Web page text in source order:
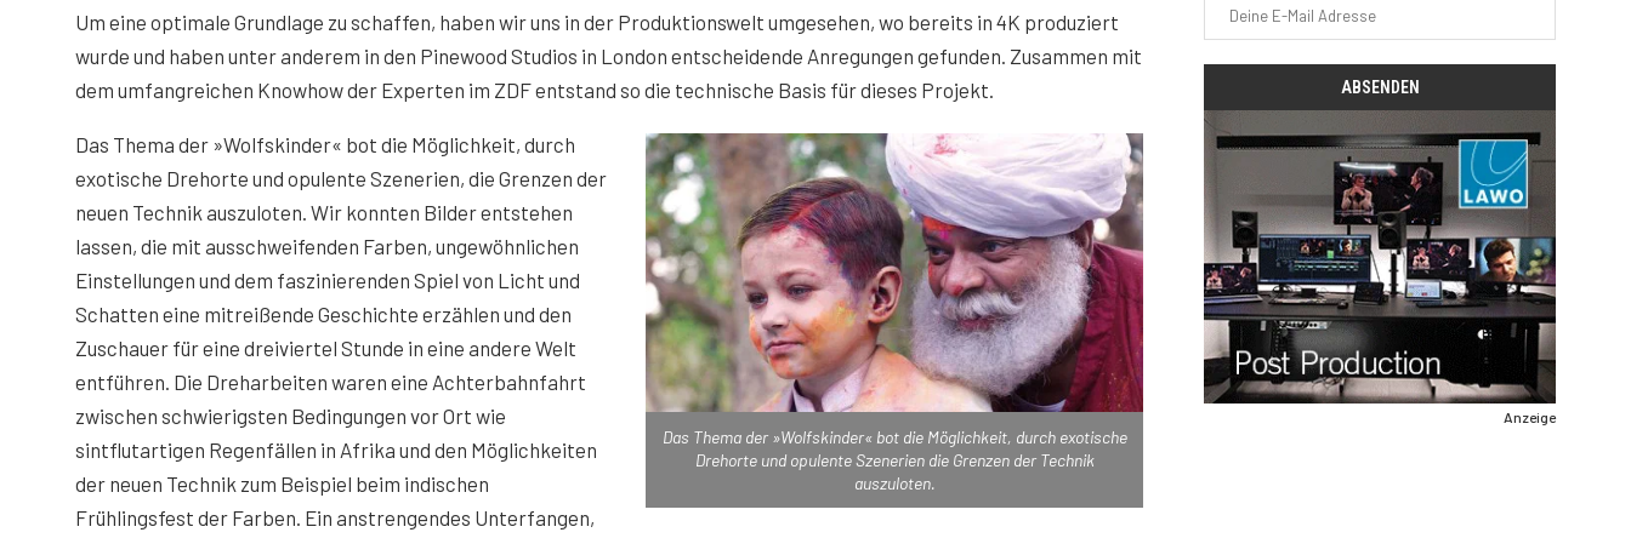
Um eine optimale Grundlage zu schaffen, haben wir uns in der Produktionswelt umgesehen, wo bereits in 4K produziert
wurde und haben unter anderem in den Pinewood Studios in London entscheidende Anregungen gefunden. Zusammen mit
dem umfangreichen Knowhow der Experten im ZDF entstand so die technische Basis für dieses Projekt.
Das Thema der »Wolfskinder« bot die Möglichkeit, durch exotische
Drehorte und opulente Szenerien die Grenzen der Technik
auszuloten.
Das Thema der »Wolfskinder« bot die Möglichkeit, durch
exotische Drehorte und opulente Szenerien, die Grenzen der
neuen Technik auszuloten. Wir konnten Bilder entstehen
lassen, die mit ausschweifenden Farben, ungewöhnlichen
Einstellungen und dem faszinierenden Spiel von Licht und
Schatten eine mitreißende Geschichte erzählen und den
Zuschauer für eine dreiviertel Stunde in eine andere Welt
entführen. Die Dreharbeiten waren eine Achterbahnfahrt
zwischen schwierigsten Bedingungen vor Ort wie
sintflutartigen Regenfällen in Afrika und den Möglichkeiten
der neuen Technik zum Beispiel beim indischen
Frühlingsfest der Farben. Ein anstrengendes Unterfangen,
Anzeige